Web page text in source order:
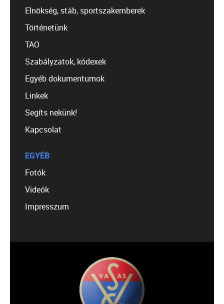
Elnökség, stáb, sportszakemberek
Történetünk
TAO
Szabályzatok, kódexek
Egyéb dokumentumok
Linkek
Segíts nekünk!
Kapcsolat
EGYÉB
Fotók
Videók
Impresszum